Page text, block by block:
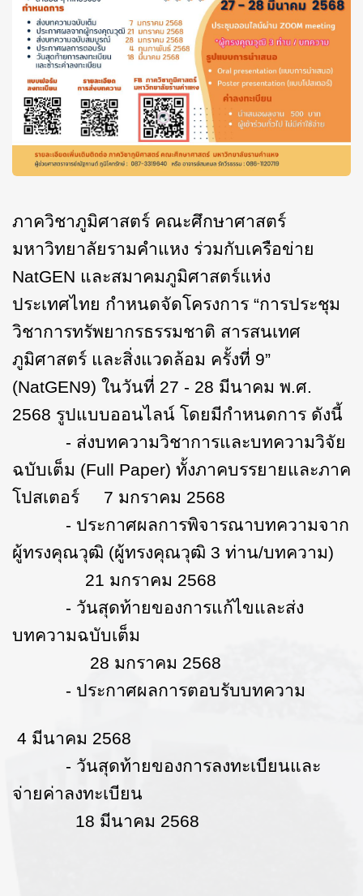
ภาควิชาภูมิศาสตร์ คณะศึกษาศาสตร์
มหาวิทยาลัยรามคำแหง ร่วมกับเครือข่าย
NatGEN และสมาคมภูมิศาสตร์แห่ง
ประเทศไทย กำหนดจัดโครงการ “การประชุม
วิชาการทรัพยากรธรรมชาติ สารสนเทศ
ภูมิศาสตร์ และสิ่งแวดล้อม ครั้งที่ 9”
(NatGEN9) ในวันที่ 27 - 28 มีนาคม พ.ศ.
2568 รูปแบบออนไลน์ โดยมีกำหนดการ ดังนี้
- ส่งบทความวิชาการและบทความวิจัย
ฉบับเต็ม (Full Paper) ทั้งภาคบรรยายและภาค
โปสเตอร์ 7 มกราคม 2568
- ประกาศผลการพิจารณาบทความจาก
ผู้ทรงคุณวุฒิ (ผู้ทรงคุณวุฒิ 3 ท่าน/บทความ)
21 มกราคม 2568
- วันสุดท้ายของการแก้ไขและส่ง
บทความฉบับเต็ม
28 มกราคม 2568
- ประกาศผลการตอบรับบทความ
4 มีนาคม 2568
- วันสุดท้ายของการลงทะเบียนและ
จ่ายค่าลงทะเบียน
18 มีนาคม 2568